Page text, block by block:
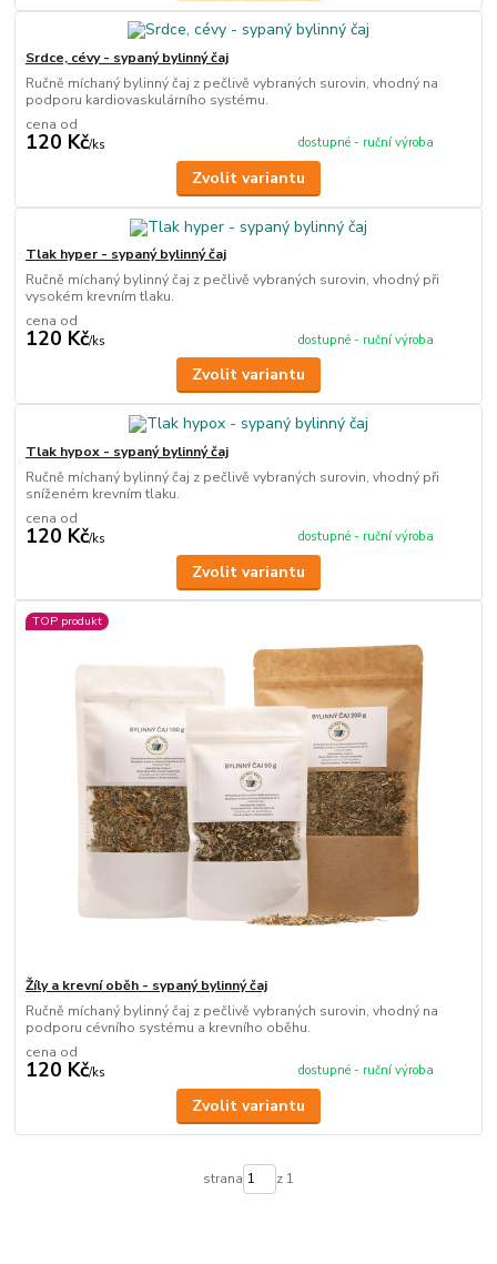
Srdce, cévy - sypaný bylinný čaj
Ručně míchaný bylinný čaj z pečlivě vybraných surovin, vhodný na
podporu kardiovaskulárního systému.
cena od
120 Kč/ks dostupné - ruční výroba
Zvolit variantu
Tlak hyper - sypaný bylinný čaj
Ručně míchaný bylinný čaj z pečlivě vybraných surovin, vhodný při
vysokém krevním tlaku.
cena od
120 Kč/ks dostupné - ruční výroba
Zvolit variantu
Tlak hypox - sypaný bylinný čaj
Ručně míchaný bylinný čaj z pečlivě vybraných surovin, vhodný při
sníženém krevním tlaku.
cena od
120 Kč/ks dostupné - ruční výroba
Zvolit variantu
TOP produkt
Žíly a krevní oběh - sypaný bylinný čaj
Ručně míchaný bylinný čaj z pečlivě vybraných surovin, vhodný na
podporu cévního systému a krevního oběhu.
cena od
120 Kč/ks dostupné - ruční výroba
Zvolit variantu
strana z 1